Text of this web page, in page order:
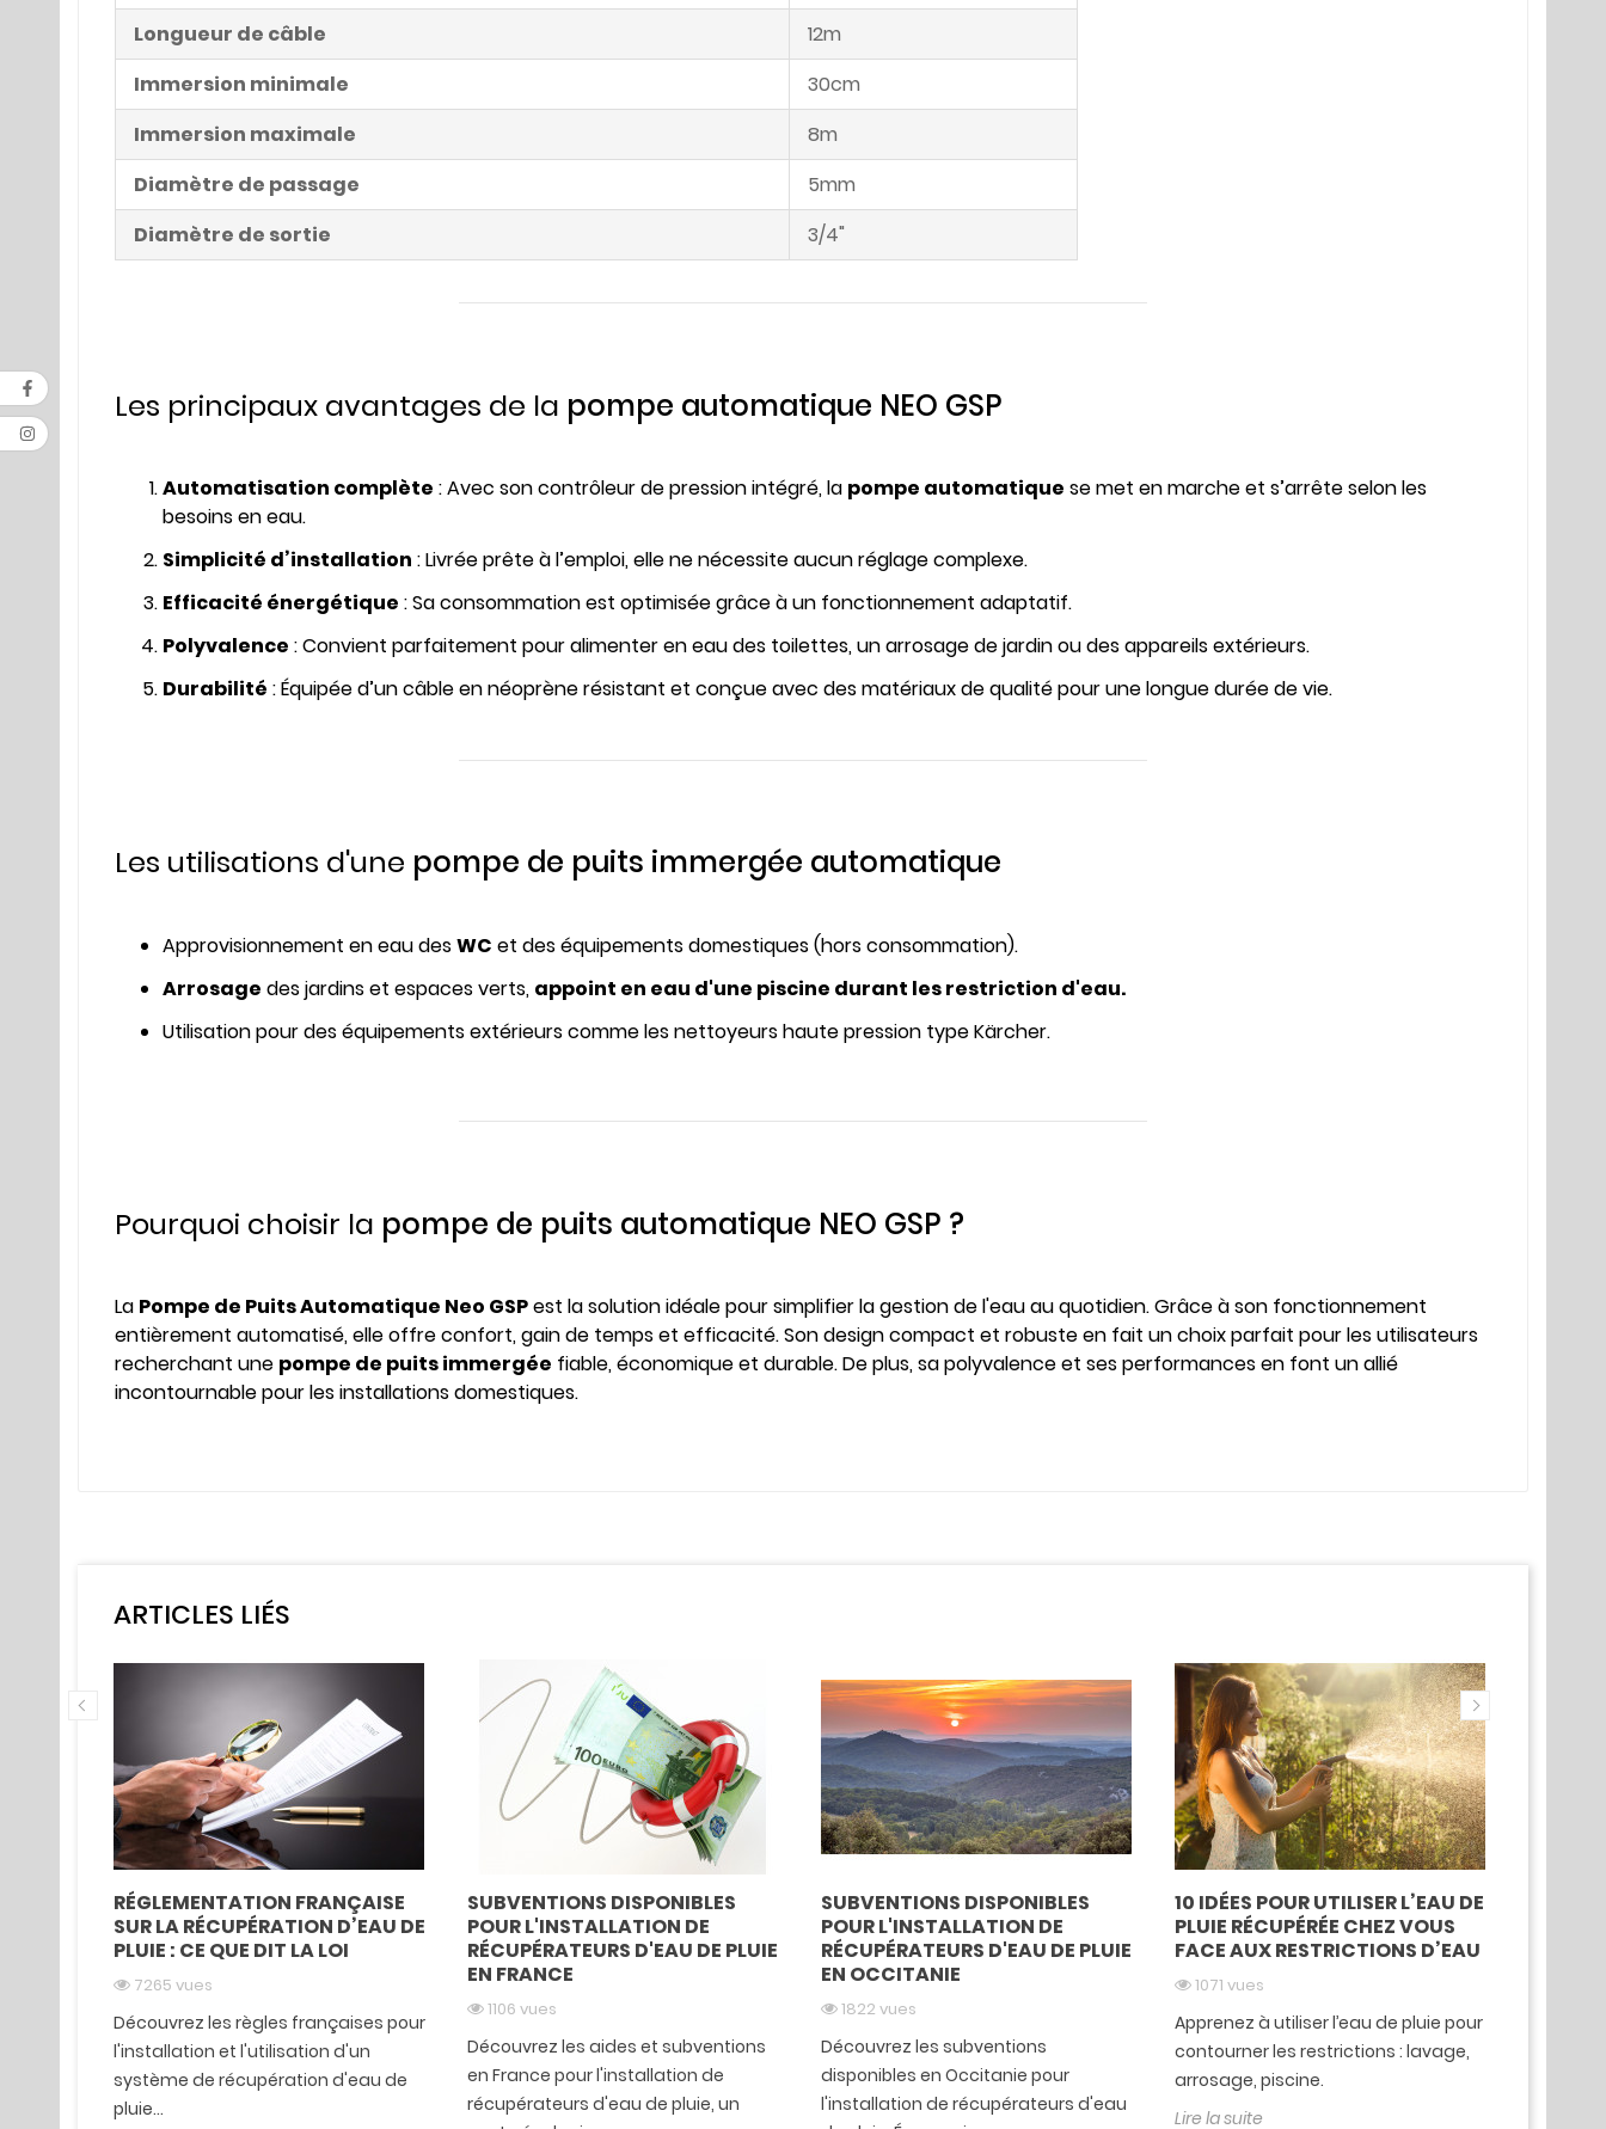
Longueur de câble
12m
Immersion minimale
30cm
Immersion maximale
8m
Diamètre de passage
5mm
Diamètre de sortie
3/4"
Les principaux avantages de la pompe automatique NEO GSP
Automatisation complète : Avec son contrôleur de pression intégré, la pompe automatique se met en marche et s’arrête selon les
besoins en eau.
Simplicité d’installation : Livrée prête à l’emploi, elle ne nécessite aucun réglage complexe.
Efficacité énergétique : Sa consommation est optimisée grâce à un fonctionnement adaptatif.
Polyvalence : Convient parfaitement pour alimenter en eau des toilettes, un arrosage de jardin ou des appareils extérieurs.
Durabilité : Équipée d’un câble en néoprène résistant et conçue avec des matériaux de qualité pour une longue durée de vie.
Les utilisations d'une pompe de puits immergée automatique
Approvisionnement en eau desWC et des équipements domestiques (hors consommation).
Arrosage des jardins et espaces verts, appoint en eau d'une piscine durant les restriction d'eau.
Utilisation pour des équipements extérieurs comme les nettoyeurs haute pression type Kärcher.
Pourquoi choisir la pompe de puits automatique NEO GSP ?
La Pompe de Puits Automatique Neo GSPest la solution idéale pour simplifier la gestion de l'eau au quotidien. Grâce à son fonctionnement
entièrement automatisé, elle offre confort, gain de temps et efficacité. Son design compact et robuste en fait un choix parfait pour les utilisateurs
recherchant une pompe de puits immergée fiable, économique et durable. De plus, sa polyvalence et ses performances en font un allié
incontournable pour les installations domestiques.
ARTICLES LIÉS
RÉGLEMENTATION FRANÇAISE
SUR LA RÉCUPÉRATION D’EAU DE
PLUIE : CE QUE DIT LA LOI
7265 vues
Découvrez les règles françaises pour
l'installation et l'utilisation d'un
système de récupération d'eau de
pluie...
SUBVENTIONS DISPONIBLES
POUR L'INSTALLATION DE
RÉCUPÉRATEURS D'EAU DE PLUIE
EN FRANCE
1106 vues
Découvrez les aides et subventions
en France pour l'installation de
récupérateurs d'eau de pluie, un
SUBVENTIONS DISPONIBLES
POUR L'INSTALLATION DE
RÉCUPÉRATEURS D'EAU DE PLUIE
EN OCCITANIE
1822 vues
Découvrez les subventions
disponibles en Occitanie pour
l'installation de récupérateurs d'eau
10 IDÉES POUR UTILISER L’EAU DE
PLUIE RÉCUPÉRÉE CHEZ VOUS
FACE AUX RESTRICTIONS D’EAU
1071 vues
Apprenez à utiliser l’eau de pluie pour
contourner les restrictions : lavage,
arrosage, piscine.
Lire la suite